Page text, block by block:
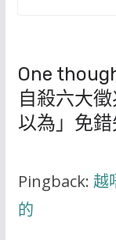
One
自殺六大
以為」免
Pingback: 越
的